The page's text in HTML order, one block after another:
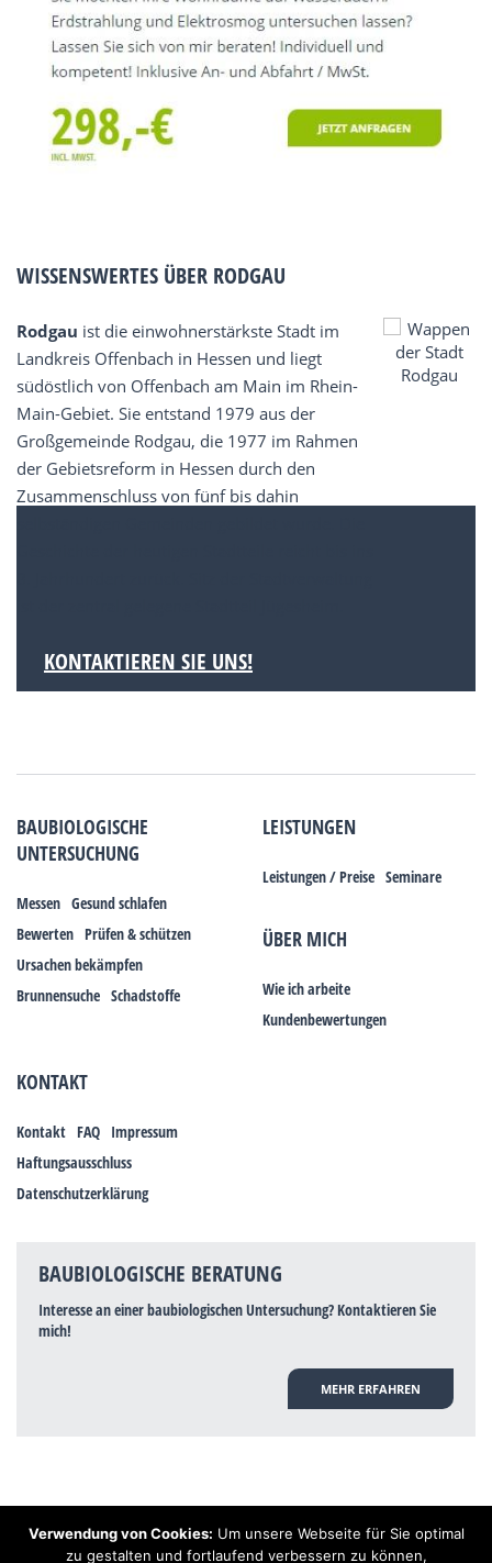
WISSENSWERTES ÜBER RODGAU
Rodgau ist die einwohnerstärkste Stadt im
Landkreis Offenbach in Hessen und liegt
südöstlich von Offenbach am Main im Rhein-
Main-Gebiet. Sie entstand 1979 aus der
Großgemeinde Rodgau, die 1977 im Rahmen
der Gebietsreform in Hessen durch den
Zusammenschluss von fünf bis dahin
KONTAKTIEREN SIE UNS!
BAUBIOLOGISCHE
UNTERSUCHUNG
Messen Gesund schlafen
Bewerten Prüfen & schützen
Ursachen bekämpfen
Brunnensuche Schadstoffe
LEISTUNGEN
Leistungen / Preise Seminare
ÜBER MICH
Wie ich arbeite
Kundenbewertungen
KONTAKT
Kontakt FAQ Impressum
Haftungsausschluss
Datenschutzerklärung
BAUBIOLOGISCHE BERATUNG
Interesse an einer baubiologischen Untersuchung? Kontaktieren Sie
mich!
MEHR ERFAHREN
Hinweis: Trotz zahlreicher Studien, die einen Zusammenhang zwischen
Verwendung von Cookies: Um unsere Webseite für Sie optimal
zu gestalten und fortlaufend verbessern zu können,